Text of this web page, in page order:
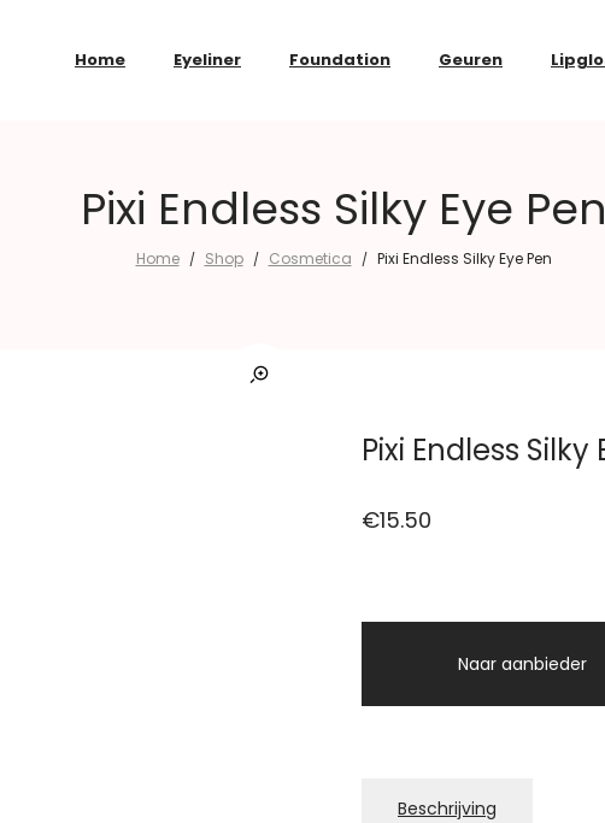
Home Eyeliner Foundation Geuren
Pixi Endless Silky Eye Pen
Home / Shop / Cosmetica / Pixi Endless Silky Eye Pen
Pixi Endless Silky
€15.50
Naar aanbieder
Beschrijving